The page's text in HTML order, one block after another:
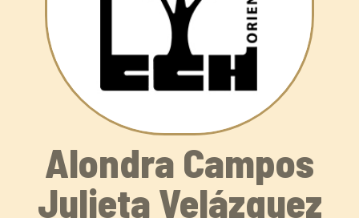
Alondra Campos
Julieta Velázquez